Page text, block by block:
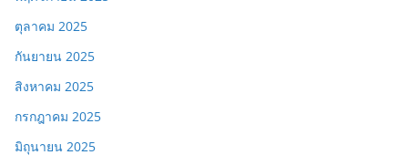
ตุลาคม 2025
กันยายน 2025
สิงหาคม 2025
กรกฎาคม 2025
มิถุนายน 2025